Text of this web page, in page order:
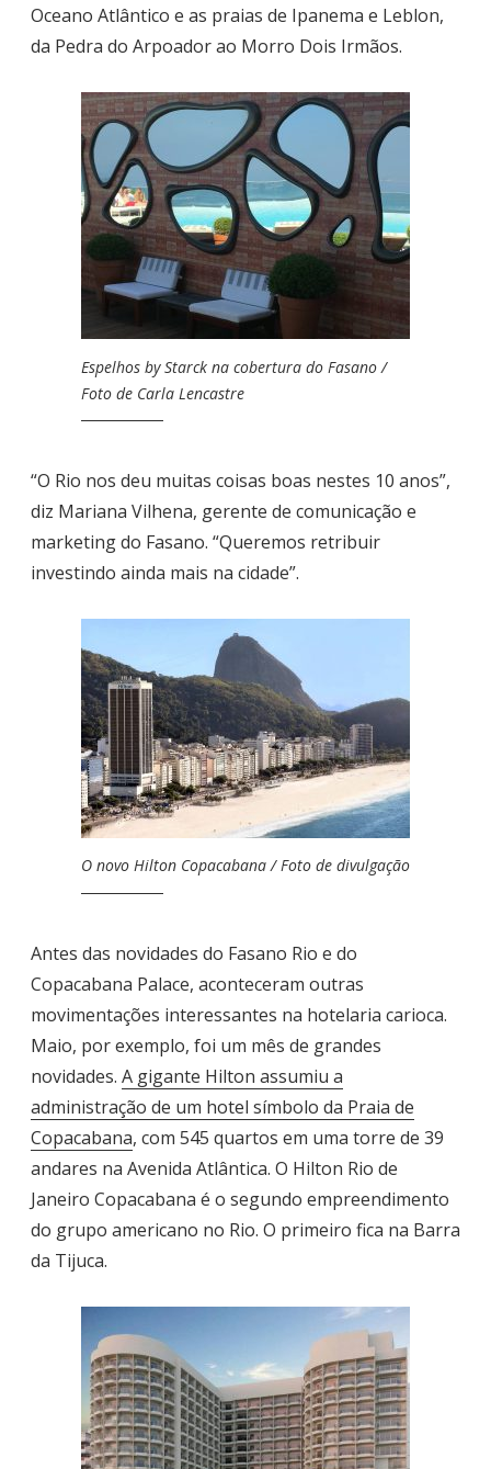
Oceano Atlântico e as praias de Ipanema e Leblon,
da Pedra do Arpoador ao Morro Dois Irmãos.
Espelhos by Starck na cobertura do Fasano /
Foto de Carla Lencastre
“O Rio nos deu muitas coisas boas nestes 10 anos”,
diz Mariana Vilhena, gerente de comunicação e
marketing do Fasano. “Queremos retribuir
investindo ainda mais na cidade”.
O novo Hilton Copacabana / Foto de divulgação
Antes das novidades do Fasano Rio e do
Copacabana Palace, aconteceram outras
movimentações interessantes na hotelaria carioca.
Maio, por exemplo, foi um mês de grandes
novidades. A gigante Hilton assumiu a
administração de um hotel símbolo da Praia de
Copacabana, com 545 quartos em uma torre de 39
andares na Avenida Atlântica. O Hilton Rio de
Janeiro Copacabana é o segundo empreendimento
do grupo americano no Rio. O primeiro fica na Barra
da Tijuca.